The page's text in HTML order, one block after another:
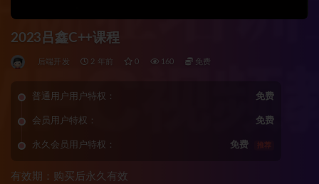
2023吕鑫C++课程
后端开发 2 年前 0 160 免费
普通用户用户特权： 免费
会员用户特权： 免费
永久会员用户特权： 免费 推荐
有效期：购买后永久有效